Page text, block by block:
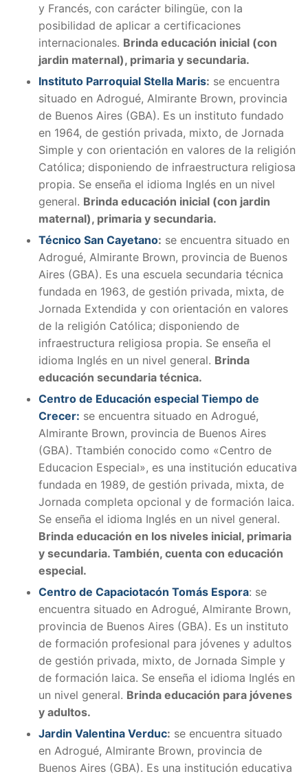
y Francés, con carácter bilingüe, con la
posibilidad de aplicar a certificaciones
internacionales. Brinda educación inicial (con
jardin maternal), primaria y secundaria.
Instituto Parroquial Stella Maris: se encuentra
situado en Adrogué, Almirante Brown, provincia
de Buenos Aires (GBA). Es un instituto fundado
en 1964, de gestión privada, mixto, de Jornada
Simple y con orientación en valores de la religión
Católica; disponiendo de infraestructura religiosa
propia. Se enseña el idioma Inglés en un nivel
general. Brinda educación inicial (con jardin
maternal), primaria y secundaria.
Técnico San Cayetano: se encuentra situado en
Adrogué, Almirante Brown, provincia de Buenos
Aires (GBA). Es una escuela secundaria técnica
fundada en 1963, de gestión privada, mixta, de
Jornada Extendida y con orientación en valores
de la religión Católica; disponiendo de
infraestructura religiosa propia. Se enseña el
idioma Inglés en un nivel general. Brinda
educación secundaria técnica.
Centro de Educación especial Tiempo de
Crecer: se encuentra situado en Adrogué,
Almirante Brown, provincia de Buenos Aires
(GBA). Ttambién conocido como «Centro de
Educacion Especial», es una institución educativa
fundada en 1989, de gestión privada, mixta, de
Jornada completa opcional y de formación laica.
Se enseña el idioma Inglés en un nivel general.
Brinda educación en los niveles inicial, primaria
y secundaria. También, cuenta con educación
especial.
Centro de Capaciotacón Tomás Espora: se
encuentra situado en Adrogué, Almirante Brown,
provincia de Buenos Aires (GBA). Es un instituto
de formación profesional para jóvenes y adultos
de gestión privada, mixto, de Jornada Simple y
de formación laica. Se enseña el idioma Inglés en
un nivel general. Brinda educación para jóvenes
y adultos.
Jardin Valentina Verduc: se encuentra situado
en Adrogué, Almirante Brown, provincia de
Buenos Aires (GBA). Es una institución educativa